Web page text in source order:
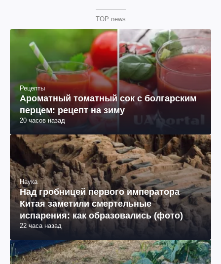
TOP news
Рецепты
Ароматный томатный сок с болгарским
перцем: рецепт на зиму
20 часов назад
Наука
Над гробницей первого императора
Китая заметили смертельные
испарения: как образовались (фото)
22 часа назад